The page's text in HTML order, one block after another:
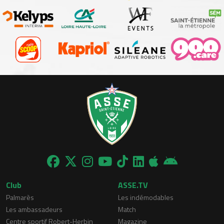
Club
Palmarès
Les ambassadeurs
Centre sportif Robert-Herbin
ASSE.TV
Les indémodables
Match
Magazine